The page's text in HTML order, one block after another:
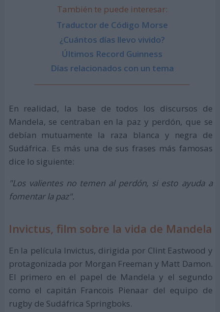
También te puede interesar:
Traductor de Código Morse
¿Cuántos días llevo vivido?
Últimos Record Guinness
Días relacionados con un tema
En realidad, la base de todos los discursos de
Mandela, se centraban en la paz y perdón, que se
debían mutuamente la raza blanca y negra de
Sudáfrica. Es más una de sus frases más famosas
dice lo siguiente:
"Los valientes no temen al perdón, si esto ayuda a
fomentar la paz".
Invictus, film sobre la vida de Mandela
En la película Invictus, dirigida por Clint Eastwood y
protagonizada por Morgan Freeman‎ y ‎Matt Damon.
El primero en el papel de Mandela y el segundo
como el capitán Francois Pienaar del equipo de
rugby de Sudáfrica Springboks.